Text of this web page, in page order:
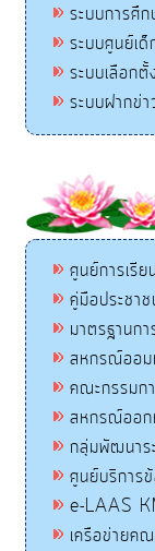
ระบบการศึ
ระบบศูนย์เ
ระบบเลือก
ระบบฝากข่
ศูนย์การเรี
คู่มือประชา
มาตรฐานก
สหกรณ์ออ
คณะกรรมก
สหกรณ์ออก
กลุ่มพัฒนาร
ศูนย์บริการ
e-LAAS
เครือข่ายค